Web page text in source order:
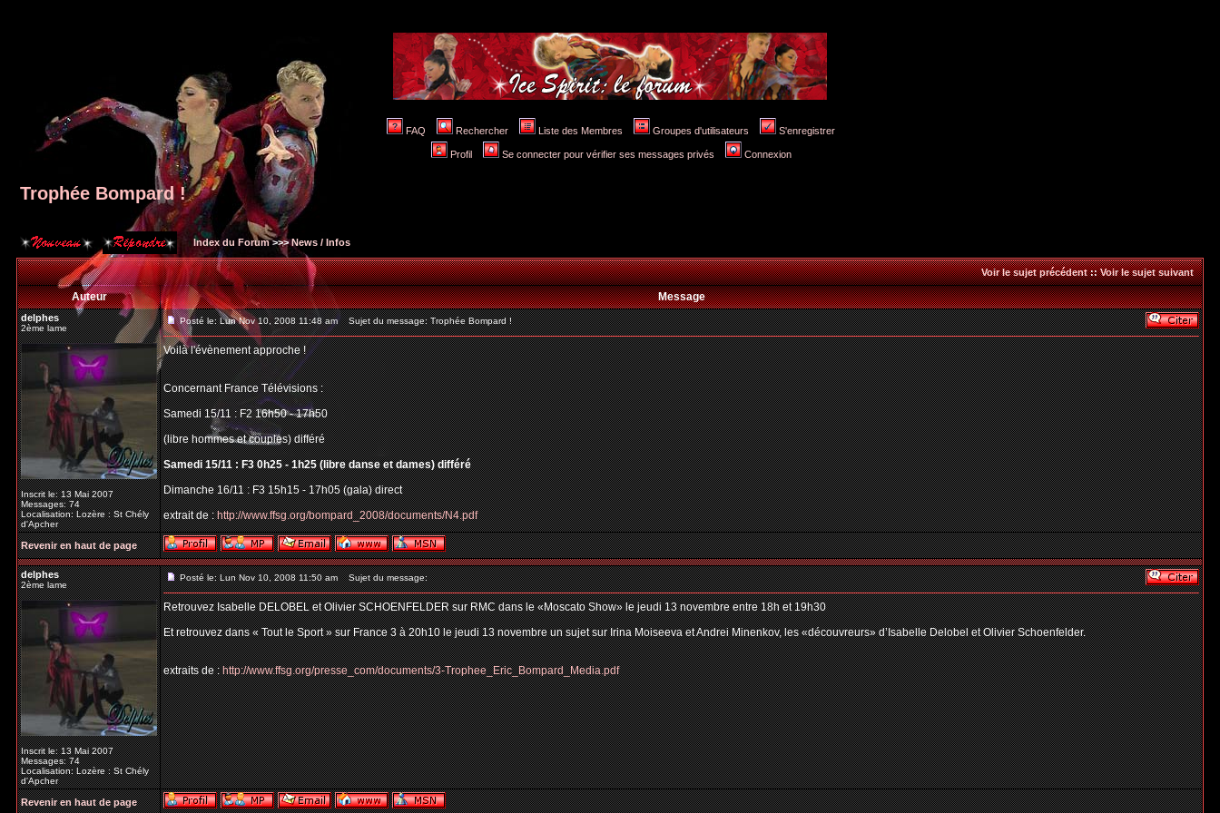
FAQ Rechercher Liste des Membres Groupes d'utilisateurs S'enregistrer
Profil Se connecter pour vérifier ses messages privés Connexion
Trophée Bompard !
Index du Forum>>>News / Infos
Voir le sujet précédent::Voir le sujet suivant
Auteur Message
delphes
2ème lame
Inscrit le: 13 Mai 2007
Messages: 74
Localisation: Lozère : St Chély
d'Apcher
Posté le: Lun Nov 10, 2008 11:48 am Sujet du message: Trophée Bompard !
Voilà l'évènement approche !
Concernant France Télévisions :
Samedi 15/11 : F2 16h50 - 17h50
(libre hommes et couples) différé
Samedi 15/11 : F3 0h25 - 1h25 (libre danse et dames) différé
Dimanche 16/11 : F3 15h15 - 17h05 (gala) direct
extrait de :http://www.ffsg.org/bompard_2008/documents/N4.pdf
Revenir en haut de page
delphes
2ème lame
Inscrit le: 13 Mai 2007
Messages: 74
Localisation: Lozère : St Chély
d'Apcher
Posté le: Lun Nov 10, 2008 11:50 am Sujet du message:
Retrouvez Isabelle DELOBEL et Olivier SCHOENFELDER sur RMC dans le «Moscato Show» le jeudi 13 novembre entre 18h et 19h30
Et retrouvez dans « Tout le Sport » sur France 3 à 20h10 le jeudi 13 novembre un sujet sur Irina Moiseeva et Andrei Minenkov, les «découvreurs» d’Isabelle Delobel et Olivier Schoenfelder.
extraits de :http://www.ffsg.org/presse_com/documents/3-Trophee_Eric_Bompard_Media.pdf
Revenir en haut de page